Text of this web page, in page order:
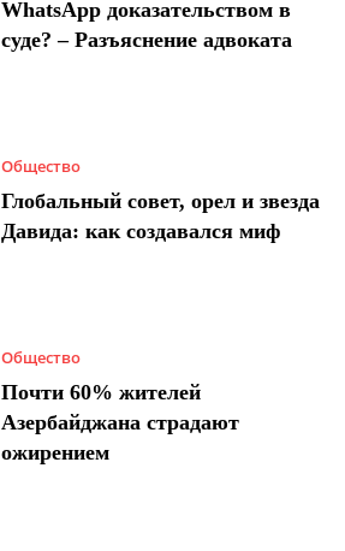
WhatsApp доказательством в
суде? – Разъяснение адвоката
Общество
Глобальный совет, орел и звезда
Давида: как создавался миф
Общество
Почти 60% жителей
Азербайджана страдают
ожирением